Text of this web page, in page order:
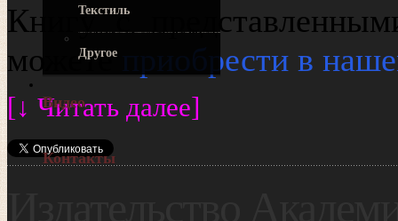
Текстиль
Другое
Видео
Контакты
Книгу с
можете
приобрести в
[↓ Читать далее]